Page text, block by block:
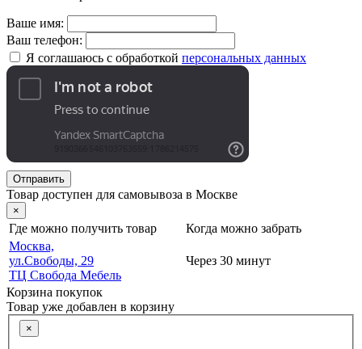
Ваше имя:
Ваш телефон:
Я соглашаюсь с обработкой персональных данных
Отправить
Товар доступен для самовывоза в Москве
×
Где можно получить товар
Когда можно забрать
Москва,
ул.Свободы, 29
ТЦ Свобода Мебель
Через 30 минут
Корзина покупок
Товар уже добавлен в корзину
×